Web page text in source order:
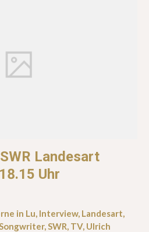
Landesart
Uhr
in Lu, Interview, Landesart,
,SWR, TV, Ulrich